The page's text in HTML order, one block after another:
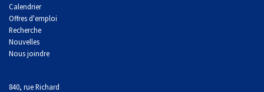
Calendrier
Offres d'emploi
Recherche
Nouvelles
Nous joindre
840, rue Richard